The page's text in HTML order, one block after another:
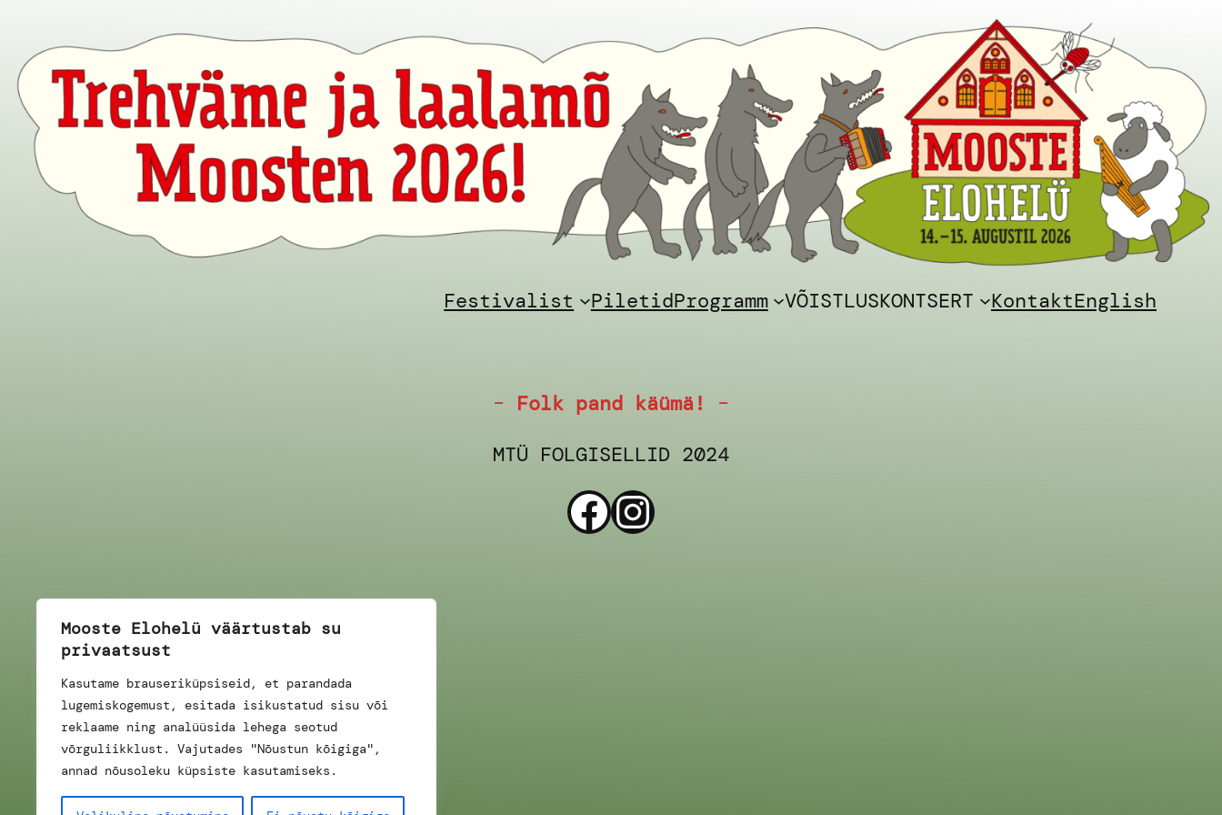
Mooste Elohelü väärtustab su
privaatsust
Kasutame brauseriküpsiseid, et parandada
lugemiskogemust, esitada isikustatud sisu või
reklaame ning analüüsida lehega seotud
võrguliikklust. Vajutades "Nõustun kõigiga",
annad nõusoleku küpsiste kasutamiseks.
Festivalist PiletidProgramm VÕISTLUSKONTSERT KontaktEnglish
– Folk pand käümä!
–
MTÜ FOLGISELLID 2024